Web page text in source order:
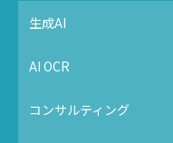
生成AI
AI OCR
コンサルティング